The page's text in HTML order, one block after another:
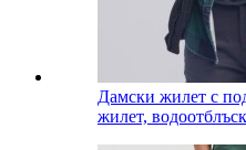
Дамски жилет с
жилет,